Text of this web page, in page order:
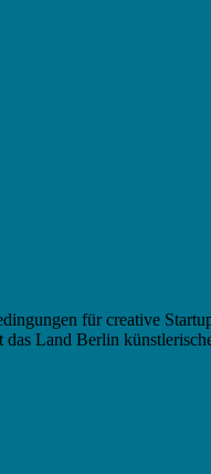
für creative
Land Berlin